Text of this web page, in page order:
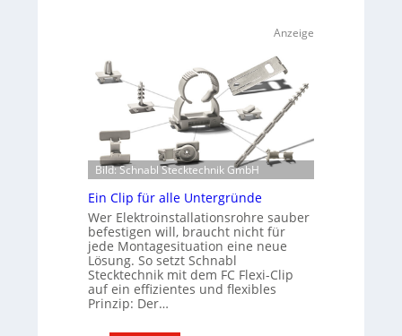
Anzeige
Bild: Schnabl Stecktechnik GmbH
Ein Clip für alle Untergründe
Wer Elektroinstallationsrohre sauber
befestigen will, braucht nicht für
jede Montagesituation eine neue
Lösung. So setzt Schnabl
Stecktechnik mit dem FC Flexi-Clip
auf ein effizientes und flexibles
Prinzip: Der…